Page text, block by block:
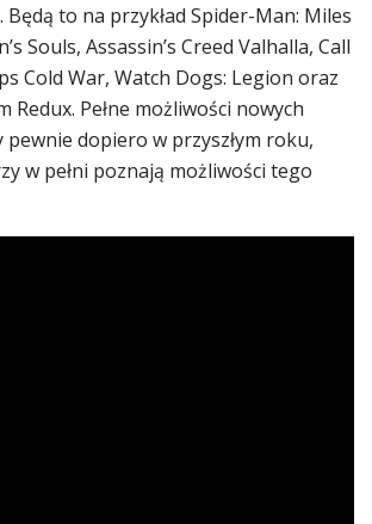
Będą to na przykład Spider-Man: Miles
Souls, Assassin’s Creed Valhalla, Call
Cold War, Watch Dogs: Legion oraz
Redux. Pełne możliwości nowych
dopiero w przyszłym roku,
w pełni poznają możliwości tego